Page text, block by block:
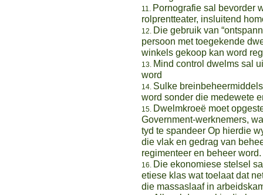
Pornografie sal bevorder
rolprentteater, insluitend
Die gebruik van
persoon met toegekende
winkels gekoop kan word
Mind control dwelms sal
word
Sulke
word sonder die medewete
Dwelmkroeë moet
Government-werknemers,
tyd te spandeer Op hierdie
die vlak en gedrag van
regimenteer en beheer word.
Die ekonomiese stelsel
etiese klas wat toelaat dat
die massaslaaf in